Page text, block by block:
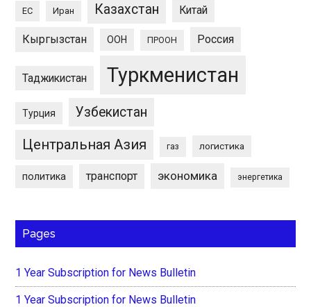
ЕС Иран Казахстан Китай
Кыргызстан ООН ПРООН Россия
Таджикистан Туркменистан
Турция Узбекистан
Центральная Азия газ логистика
политика транспорт экономика энергетика
Pages
1 Year Subscription for News Bulletin
1 Year Subscription for News Bulletin